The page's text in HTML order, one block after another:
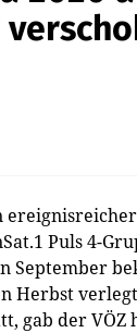
Puls 4-
September
Herbst
gab der